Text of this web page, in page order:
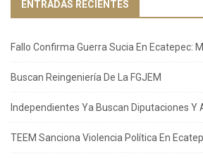
ENTRADAS RECIENTES
Fallo Confirma Guerra Sucia En Ecatepec:
Buscan Reingeniería De La FGJEM
Independientes Ya Buscan Diputaciones Y
TEEM Sanciona Violencia Política En